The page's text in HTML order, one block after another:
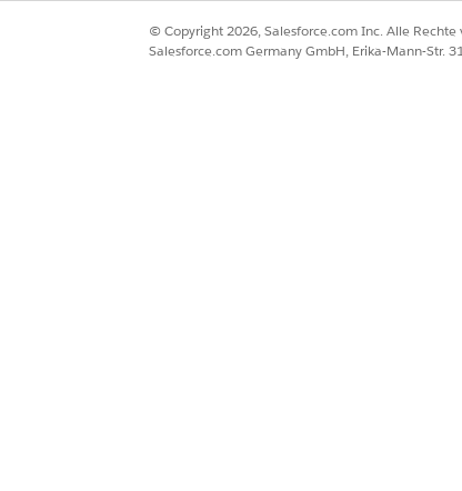
auf der Seite "Allgemeine Einstellungen" das Discovery-
© Copyright 2026, Salesforce.com Inc. Alle
Salesforce.com Germany GmbH, Erika-Mann-Str.